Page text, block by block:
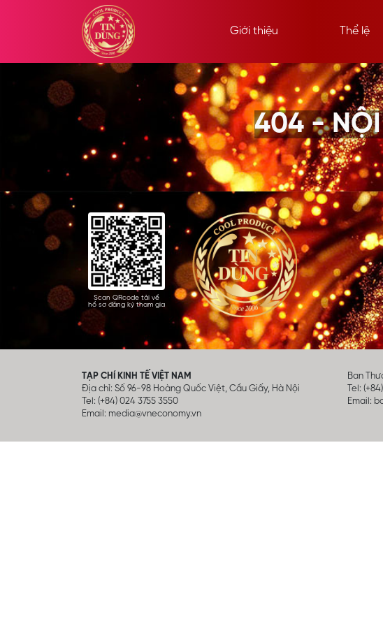
Giới thiệu Thể lệ
404 - NỘI
Scan QRcode tải về
hồ sơ đăng ký tham gia
TẠP CHÍ KINH TẾ VIỆT NAM
Địa chỉ: Số 96-98 Hoàng Quốc Việt, Cầu Giấy, Hà Nội
Tel: (+84) 024 3755 3550
Email: media@vneconomy.vn
Ban
Tel:
Email: